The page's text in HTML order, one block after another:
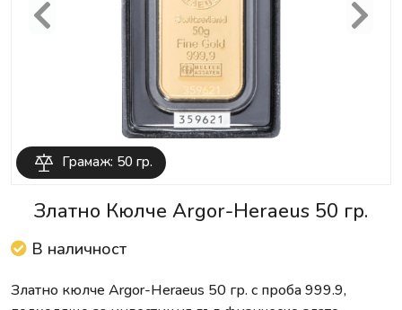
Грамаж: 50 гр.
Previous Next
Златно Кюлче Argor-Heraeus 50 гр.
В наличност
Златно кюлче Argor-Heraeus 50 гр. с проба 999.9,